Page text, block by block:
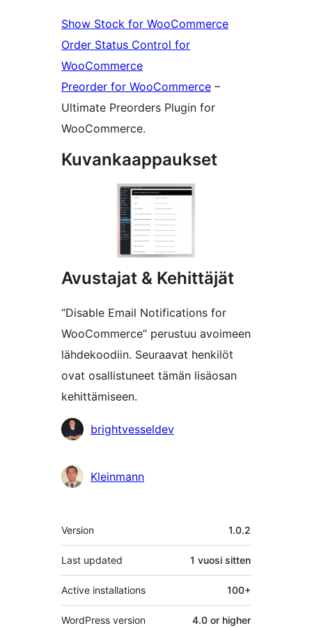
Show Stock for WooCommerce
Order Status Control for
WooCommerce
Preorder for WooCommerce –
Ultimate Preorders Plugin for
WooCommerce.
Kuvankaappaukset
Avustajat & Kehittäjät
“Disable Email Notifications for
WooCommerce” perustuu avoimeen
lähdekoodiin. Seuraavat henkilöt
ovat osallistuneet tämän lisäosan
kehittämiseen.
Avustajatbrightvesseldev
Kleinmann
Metatiedot
Version 1.0.2
Last updated 1 vuosi sitten
Active installations 100+
WordPress version 4.0 or higher